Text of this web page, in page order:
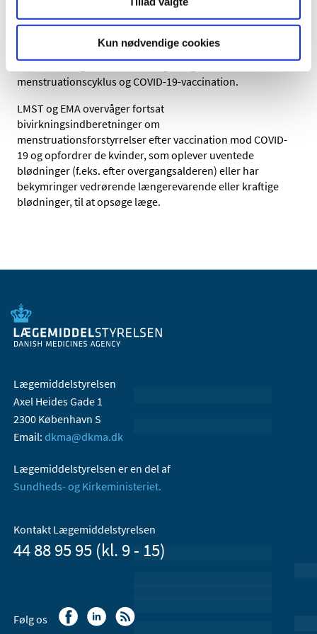
Kun nødvendige cookies
lægekontakt eller behandling. I størstedelen af
indberetningerne har der været andre forhold til stede,
som kunne forklare cyklusforstyrrelserne. LMST har ikke
fundet information, der peger på en
menstruationscyklus og COVID-19-vaccination.
LMST og EMA overvåger fortsat
bivirkningsindberetninger om
menstruationsforstyrrelser efter vaccination mod COVID-
19og opfordrer de kvinder, som oplever uventede
blødninger (f.eks. efter overgangsalderen) eller har
bekymringer vedrørende længerevarende eller kraftige
blødninger, til at opsøge læge.
Lægemiddelstyrelsen
Axel Heides Gade 1
2300 København S
Email: dkma@dkma.dk
Lægemiddelstyrelsen er en del af
Sundheds- og Kirkeministeriet.
Kontakt Lægemiddelstyrelsen
44 88 95 95 (kl. 9 - 15)
Følg os